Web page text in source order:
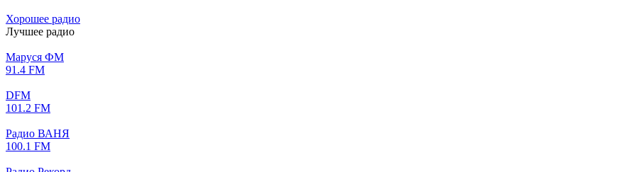
Хорошее радио
Лучшее радио
Маруся ФМ
91.4 FM
DFM
101.2 FM
Радио ВАНЯ
100.1 FM